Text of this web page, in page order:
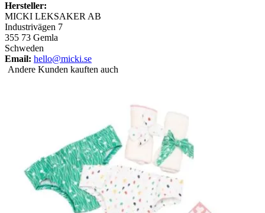
Hersteller:
MICKI LEKSAKER AB
Industrivägen 7
355 73 Gemla
Schweden
Email: hello@micki.se
Andere Kunden kauften auch